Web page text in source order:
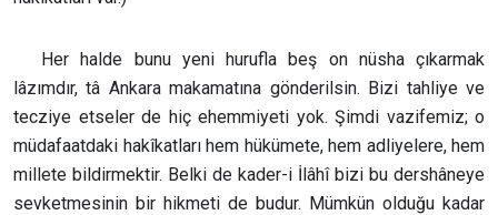
Her halde bunu yeni hurufla beş on nüsha çıkarmak
lâzımdır, tâ Ankara makamatına gönderilsin. Bizi tahliye ve
tecziye etseler de hiç ehemmiyeti yok. Şimdi vazifemiz; o
müdafaatdaki hakîkatları hem hükümete, hem adliyelere, hem
millete bildirmektir. Belki de kader-i İlâhî bizi bu dershâneye
sevketmesinin bir hikmeti de budur. Mümkün olduğu kadar